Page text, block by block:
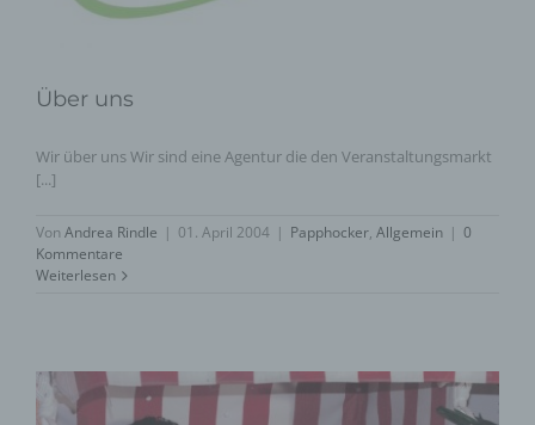
Über uns
Wir über uns Wir sind eine Agentur die den Veranstaltungsmarkt
[...]
Von Andrea Rindle | 01. April 2004 | Papphocker, Allgemein | 0
Kommentare
Weiterlesen